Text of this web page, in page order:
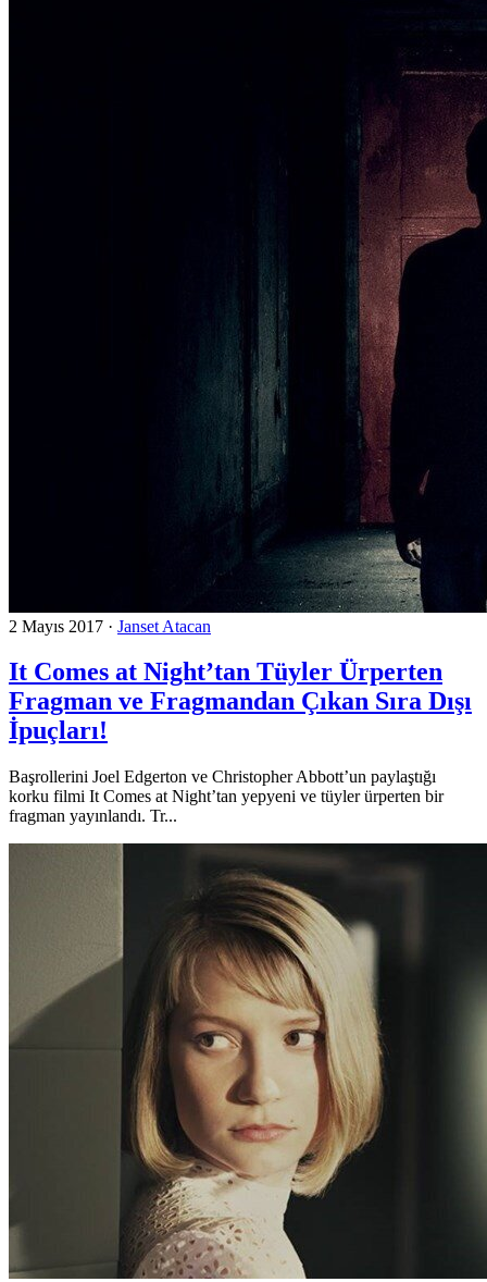
2 Mayıs 2017 · Janset Atacan
It Comes at Night’tan Tüyler Ürperten
Fragman ve Fragmandan Çıkan Sıra Dışı
İpuçları!
Başrollerini Joel Edgerton ve Christopher Abbott’un paylaştığı
korku filmi It Comes at Night’tan yepyeni ve tüyler ürperten bir
fragman yayınlandı. Tr...